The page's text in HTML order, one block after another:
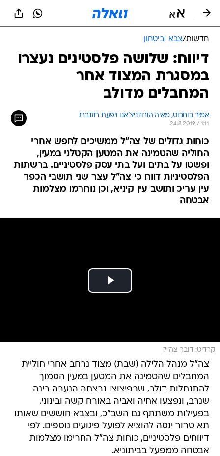
חדשות/צבא וביטחון
דיווח: שלושה פלסטינים נעצרו
במסגרת המצוד אחר
המחבלים מדולב
אמיר בוחבוט, מאיה הורודניצ'אנו ויפעת רוזנברג
24.8.2019 / 1:11
כוחות גדולים של צה"ל ממשיכים לחפש אחרי
החוליה שהטמינה את המטען הקטלני במעין,
ופשטו על בתים ועל בתי עסק פלסטיניים. ברשתות
הפלסטיניות דווח כי צה"ל עצר שני תושבי הכפר
עין עריכ ותושב עין קיניא, וכן נוחרמו מצלמות
אבטחה
קרדיט: דובר צה"ל
צה"ל מנהל הלילה (שבת) מצוד נרחב אחרי חוליית
המחבלים שהטמינה את המטען במעין הסמוך
להתנחלות דולב, שבפיצוצו נרצחה הנערה רינה
שנרב, ונפצעו אחיה ואביה באורח קשה ובינוני.
בפעילות משתתף גם השב"כ, ובצבא חוששים שאותו
תא טרור ינסה להוציא לפועל פיגועים נוספים. לפי
דיווחים פלסטיניים, כוחות צה"ל החרימו מצלמות
אבטחה ממפעל בביתוניא.